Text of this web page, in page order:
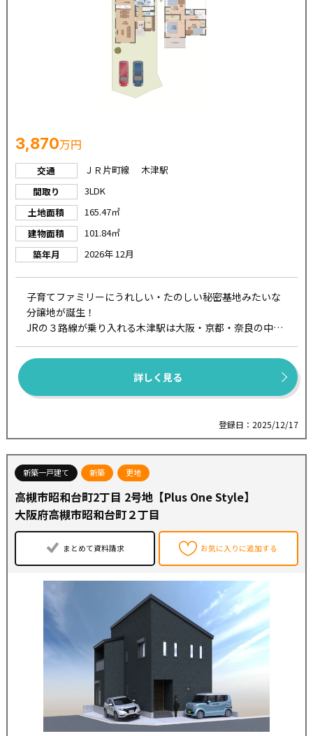
3,870万円
交通
ＪＲ片町線 木津駅
間取り
3LDK
土地面積
165.47㎡
建物面積
101.84㎡
築年月
2026年 12月
子育てファミリーにうれしい・たのしい秘密基地みたいな
分譲地が誕生！
JRの３路線が乗り入れる木津駅は大阪・京都・奈良の中心
部へアクセスが快適です。
詳しく見る
登録日：2025/12/17
新築一戸建て 新築 更地
高槻市昭和台町2丁目 2号地【Plus One Style】
大阪府高槻市昭和台町２丁目
まとめて資料請求 お気に入りに追加する